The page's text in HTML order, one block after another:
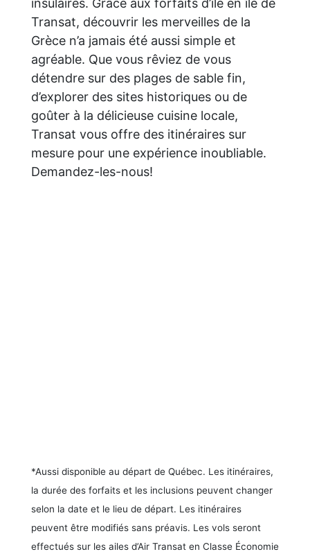
Transat, découvrir les merveilles de la
Grèce n’a jamais été aussi simple et
agréable. Que vous rêviez de vous
détendre sur des plages de sable fin,
d’explorer des sites historiques ou de
goûter à la délicieuse cuisine locale,
Transat vous offre des itinéraires sur
mesure pour une expérience inoubliable.
Demandez-les-nous!
*Aussi disponible au départ de Québec. Les itinéraires,
la durée des forfaits et les inclusions peuvent changer
selon la date et le lieu de départ. Les itinéraires
peuvent être modifiés sans préavis. Les vols seront
effectués sur les ailes d’Air Transat en Classe Économie